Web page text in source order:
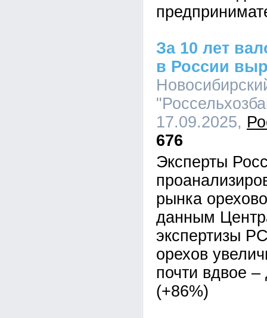
За 10 лет
в России
17.09.2025,
676
Эксперты
рынка
данным
экспертизы
орехов
почти вдвое
(+86%)